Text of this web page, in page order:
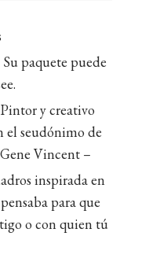
Su paquete puede
y creativo
el seudónimo de
Vincent –
inspirada en
para que
o con quien tú